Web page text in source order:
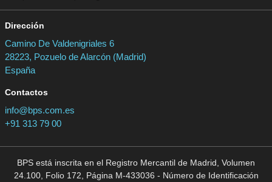
Dirección
Camino De Valdenigriales 6
28223, Pozuelo de Alarcón (Madrid)
España
Contactos
info@bps.com.es
+91 313 79 00
BPS está inscrita en el Registro Mercantil de Madrid, Volumen
24.100, Folio 172, Página M-433036 - Número de Identificación